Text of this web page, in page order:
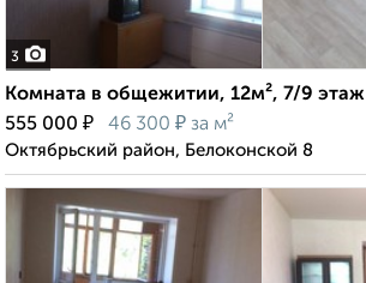
3
Комната в общежитии, 12м², 7/9 этаж
555 000 ₽ 46 300 ₽ за м²
Октябрьский район, Белоконской 8